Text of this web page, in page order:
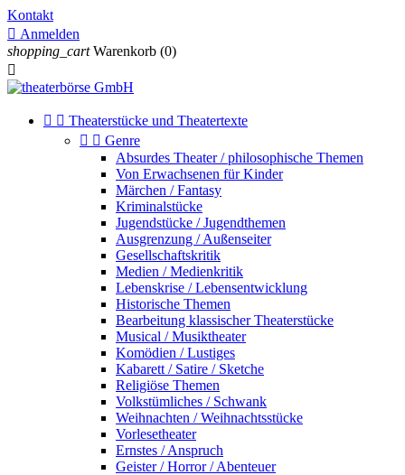
Kontakt
 Anmelden
shopping_cart Warenkorb (0)

  Theaterstücke und Theatertexte
  Genre
Absurdes Theater / philosophische Themen
Von Erwachsenen für Kinder
Märchen / Fantasy
Kriminalstücke
Jugendstücke / Jugendthemen
Ausgrenzung / Außenseiter
Gesellschaftskritik
Medien / Medienkritik
Lebenskrise / Lebensentwicklung
Historische Themen
Bearbeitung klassischer Theaterstücke
Musical / Musiktheater
Komödien / Lustiges
Kabarett / Satire / Sketche
Religiöse Themen
Volkstümliches / Schwank
Weihnachten / Weihnachtsstücke
Vorlesetheater
Ernstes / Anspruch
Geister / Horror / Abenteuer